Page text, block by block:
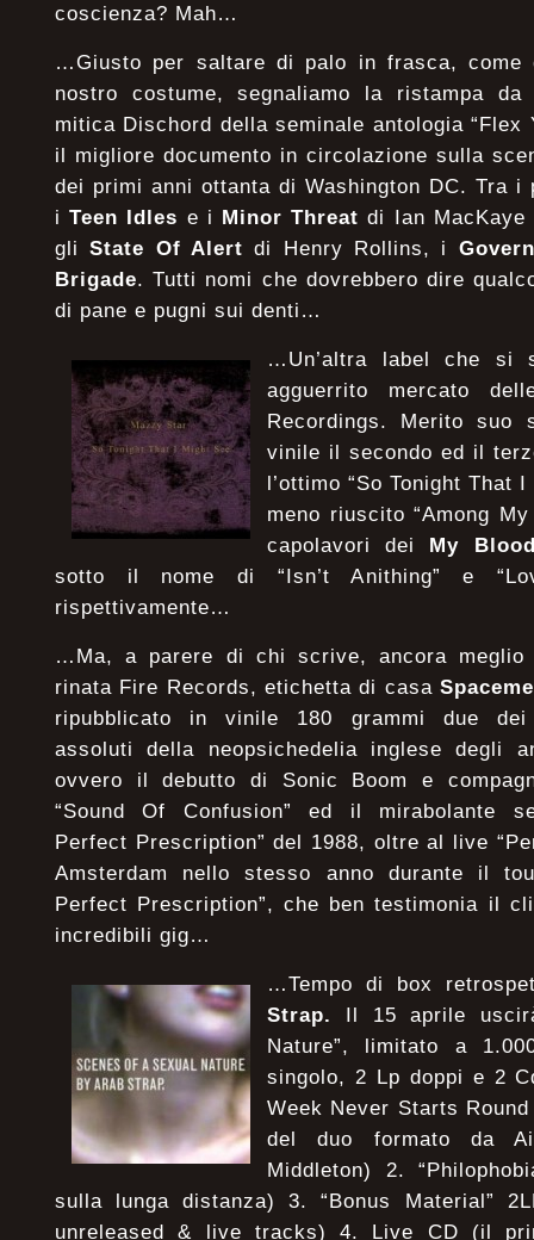
coscienza? Mah…
…Giusto per saltare di palo in frasca, come
nostro costume, segnaliamo la ristampa da
mitica Dischord della seminale antologia “Flex
il migliore documento in circolazione sulla
dei primi anni ottanta di Washington DC. Tra i
iTeen Idles e i Minor Threat di Ian MacKaye
gliState Of Alert di Henry Rollins, i
Brigade. Tutti nomi che dovrebbero dire
di pane e pugni sui denti…
…Un’altra label che si
agguerrito mercato
Recordings. Merito suo
vinile il secondo ed il
l’ottimo “So Tonight That
meno riuscito “Among
capolavori dei My
sotto il nome di “Isn’t Anithing” e
rispettivamente…
…Ma, a parere di chi scrive, ancora
rinata Fire Records, etichetta di casa
ripubblicato in vinile 180 grammi due dei
assoluti della neopsichedelia inglese degli
ovvero il debutto di Sonic Boom e
“Sound Of Confusion” ed il mirabolante
Perfect Prescription” del 1988, oltre al live
Amsterdam nello stesso anno durante il
Perfect Prescription”, che ben testimonia il
incredibili gig…
…Tempo di box
Strap. Il 15 aprile
Nature”, limitato a
singolo, 2 Lp doppi e 2
Week Never Starts
del duo formato da
Middleton) 2.
sulla lunga distanza) 3. “Bonus Material”
unreleased & live tracks) 4. Live CD (il